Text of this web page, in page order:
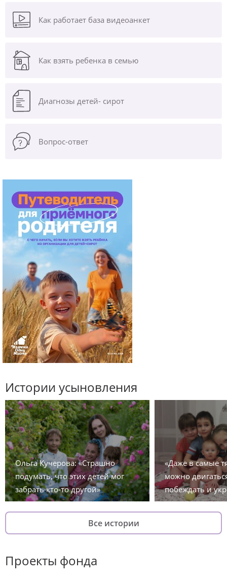
Как работает база видеоанкет
Как взять ребенка в семью
Диагнозы детей- сирот
Вопрос-ответ
Истории усыновления
Ольга Кучерова: «Страшно
подумать, что этих детей мог
забрать кто-то другой»
«Даже в самые
можно
побеждать и
Все истории
Проекты фонда